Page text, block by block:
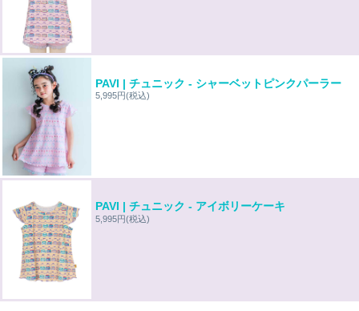
PAVI | チュニック - シャーベットピンクパーラー
5,995円(税込)
PAVI | チュニック - アイボリーケーキ
5,995円(税込)